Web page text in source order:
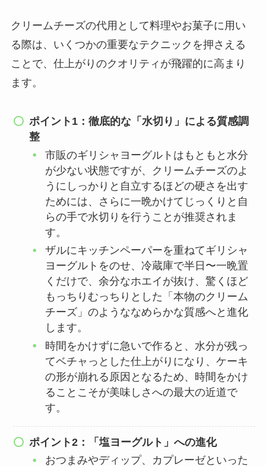
クリームチーズの代用として料理やお菓子に用い
る際は、いくつかの重要なテクニックを押さえる
ことで、仕上がりのクオリティが飛躍的に高まり
ます。
ポイント1：徹底的な「水切り」による質感調
整
市販のギリシャヨーグルトはもともと水分
が少ない状態ですが、クリームチーズのよ
うにしっかりと自立するほどの硬さを出す
ためには、さらに一晩かけてじっくりと自
らの手で水切りを行うことが推奨されま
す。
ザルにキッチンペーパーを重ねてギリシャ
ヨーグルトをのせ、冷蔵庫で半日〜一晩置
くだけで、余分なホエイが抜け、驚くほど
もっちりむっちりとした「本物のクリーム
チーズ」のようななめらかな質感へと進化
します。
時間をかけずに急いで作ると、水分が残っ
てベチャっとした仕上がりになり、ケーキ
の形が崩れる原因となるため、時間をかけ
ることこそが美味しさへの最大の近道で
す。
ポイント2：「塩ヨーグルト」への進化
おつまみやディップ、カプレーゼといった